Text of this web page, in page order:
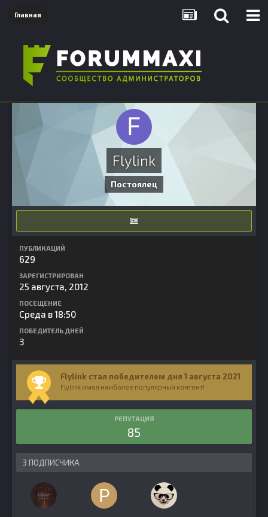
Главная
Flylink
Постоялец
ПУБЛИКАЦИЙ
629
ЗАРЕГИСТРИРОВАН
25 августа, 2012
ПОСЕЩЕНИЕ
Среда в 18:50
ПОБЕДИТЕЛЬ ДНЕЙ
3
Flylink стал победителем дня 1 августа 2021
Flylink имел наиболее популярный контент!
РЕПУТАЦИЯ
85
3 ПОДПИСЧИКА